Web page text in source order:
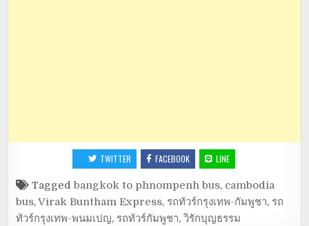
TWITTER FACEBOOK LINE
Taggedbangkok to phnompenh bus, cambodia
bus,Virak Buntham Express, รถทัวร์กรุงเทพ-กัมพูชา, รถ
ทัวร์กรุงเทพ-พนมเปญ, รถทัวร์กัมพูชา,วิรักบุญธรรม